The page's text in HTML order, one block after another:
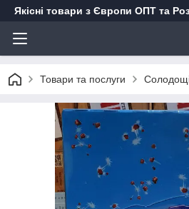
Якісні товари з Європи ОПТ та
Товари та послуги